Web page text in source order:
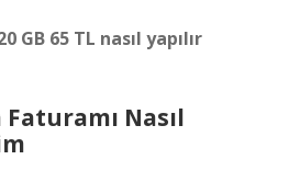
GB 65 TL nasıl yapılır
Nasıl